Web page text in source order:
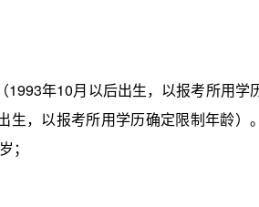
年10月以后出生，以报考所用学
，以报考所用学历确定限制年龄）。
；